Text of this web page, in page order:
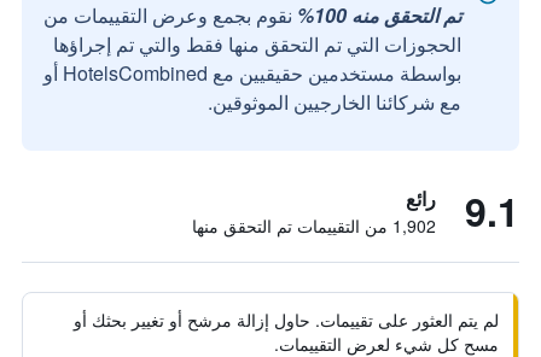
تم التحقق منه 100%
نقوم بجمع وعرض التقييمات من
الحجوزات التي تم التحقق منها فقط والتي تم إجراؤها
بواسطة مستخدمين حقيقيين مع HotelsCombined أو
مع شركائنا الخارجيين الموثوقين.
9.1 رائع
1,902 من التقييمات تم التحقق منها
لم يتم العثور على تقييمات. حاول إزالة مرشح أو تغيير بحثك أو
مسح كل شيء لعرض التقييمات.